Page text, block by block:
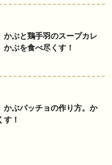
かぶと鶏手羽のスープカレ
かぶを食べ尽くす！
かぶパッチョの作り方。か
！